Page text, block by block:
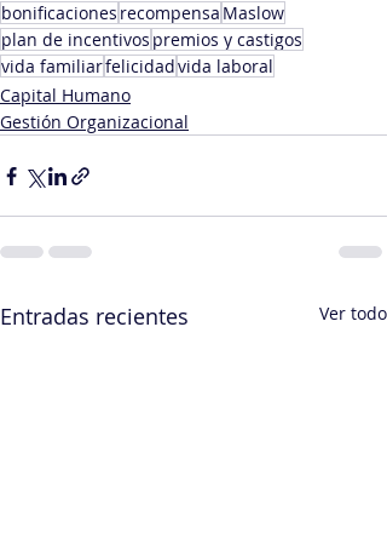
bonificaciones recompensa Maslow
plan de incentivos premios y castigos
vida familiarfelicidadvida laboral
Capital Humano
Gestión Organizacional
Entradas recientes Ver todo